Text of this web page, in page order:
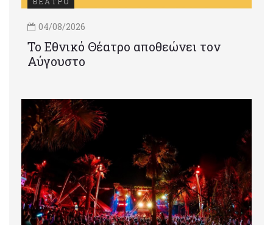
04/08/2026
Το Εθνικό Θέατρο αποθεώνει τον
Αύγουστο